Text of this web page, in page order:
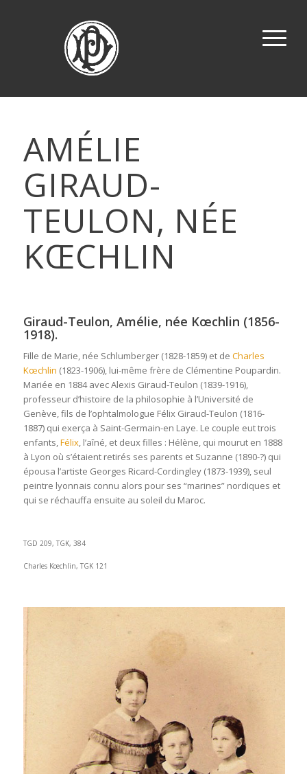
AMÉLIE
GIRAUD-
TEULON, NÉE
KŒCHLIN
Giraud-Teulon, Amélie, née Kœchlin (1856-
1918).
Fille de Marie, née Schlumberger (1828-1859) et de Charles
Kœchlin (1823-1906), lui-même frère de Clémentine Poupardin.
Mariée en 1884 avec Alexis Giraud-Teulon (1839-1916),
professeur d’histoire de la philosophie à l’Université de
Genève, fils de l’ophtalmologue Félix Giraud-Teulon (1816-
1887) qui exerça à Saint-Germain-en Laye. Le couple eut trois
enfants,Félix, l’aîné, et deux filles : Hélène, qui mourut en 1888
à Lyon où s’étaient retirés ses parents et Suzanne (1890-?) qui
épousa l’artiste Georges Ricard-Cordingley (1873-1939), seul
peintre lyonnais connu alors pour ses “marines” nordiques et
qui se réchauffa ensuite au soleil du Maroc.
TGD 209, TGK, 384
Charles Kœchlin, TGK 121